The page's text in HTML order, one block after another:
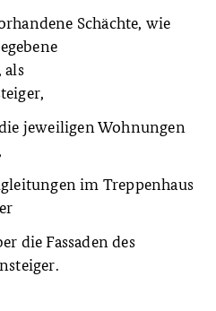
Schächte, wie
als
jeweiligen Wohnungen
im Treppenhaus
die Fassaden des